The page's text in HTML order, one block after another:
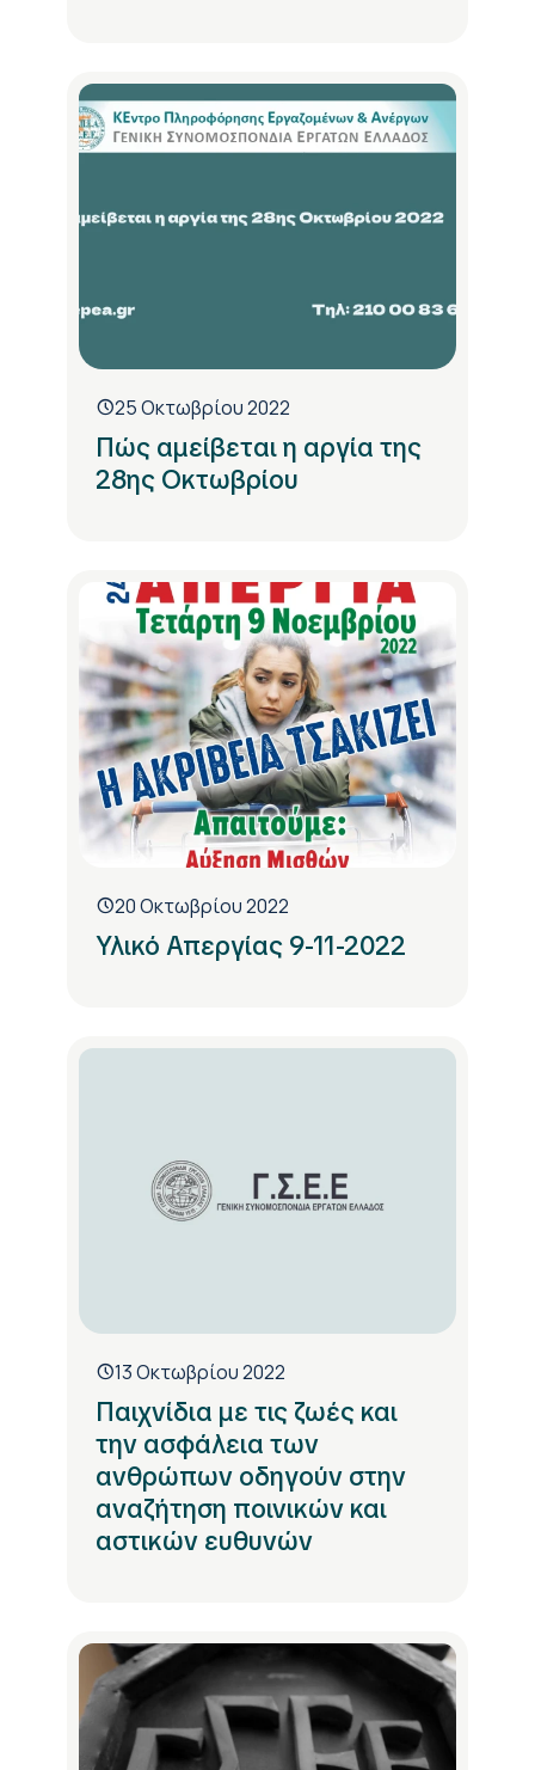
25 Οκτωβρίου 2022
Πώς αμείβεται η αργία της
28ης Οκτωβρίου
20 Οκτωβρίου 2022
Υλικό Απεργίας 9-11-2022
13 Οκτωβρίου 2022
Παιχνίδια με τις ζωές και
την ασφάλεια των
ανθρώπων οδηγούν στην
αναζήτηση ποινικών και
αστικών ευθυνών